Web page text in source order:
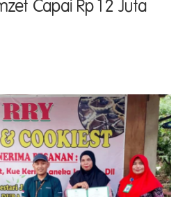
Capai Rp12 Juta